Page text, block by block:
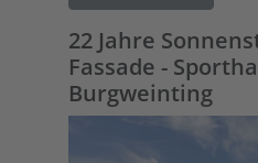
22 Jahre
Fassade -
Burgweinting